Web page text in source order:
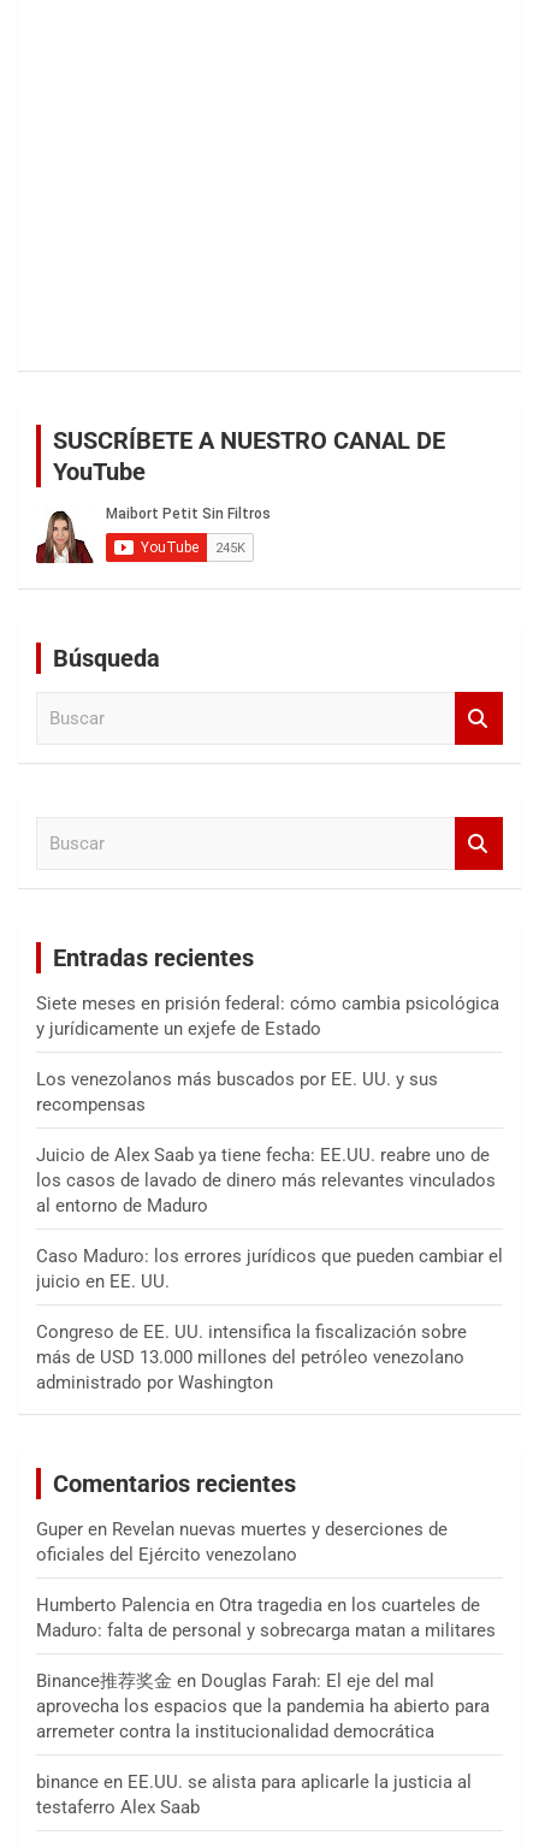
SUSCRÍBETE A NUESTRO CANAL DE
YouTube
Búsqueda
Entradas recientes
Siete meses en prisión federal: cómo cambia psicológica
y jurídicamente un exjefe de Estado
Los venezolanos más buscados por EE. UU. y sus
recompensas
Juicio de Alex Saab ya tiene fecha: EE.UU. reabre uno de
los casos de lavado de dinero más relevantes vinculados
al entorno de Maduro
Caso Maduro: los errores jurídicos que pueden cambiar el
juicio en EE. UU.
Congreso de EE. UU. intensifica la fiscalización sobre
más de USD 13.000 millones del petróleo venezolano
administrado por Washington
Comentarios recientes
Guper en Revelan nuevas muertes y deserciones de
oficiales del Ejército venezolano
Humberto Palencia en Otra tragedia en los cuarteles de
Maduro: falta de personal y sobrecarga matan a militares
Binance推荐奖金 en Douglas Farah: El eje del mal
aprovecha los espacios que la pandemia ha abierto para
arremeter contra la institucionalidad democrática
binance en EE.UU. se alista para aplicarle la justicia al
testaferro Alex Saab